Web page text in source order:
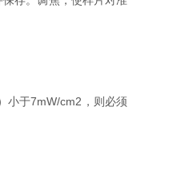
小于7mW/cm2，则必须